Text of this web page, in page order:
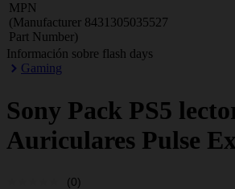
MPN
(Manufacturer
Part Number)
8431305035527
Información sobre flash days
Gaming
Sony Pack PS5
Auriculares Pulse
(0)